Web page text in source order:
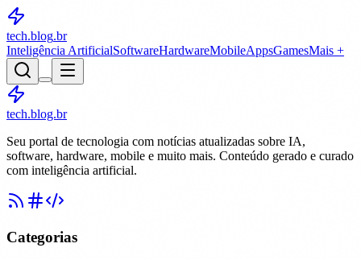
tech.blog.br
Inteligência ArtificialSoftwareHardwareMobileAppsGamesMais +
tech.blog.br
Seu portal de tecnologia com notícias atualizadas sobre IA,
software, hardware, mobile e muito mais. Conteúdo gerado e curado
com inteligência artificial.
Categorias